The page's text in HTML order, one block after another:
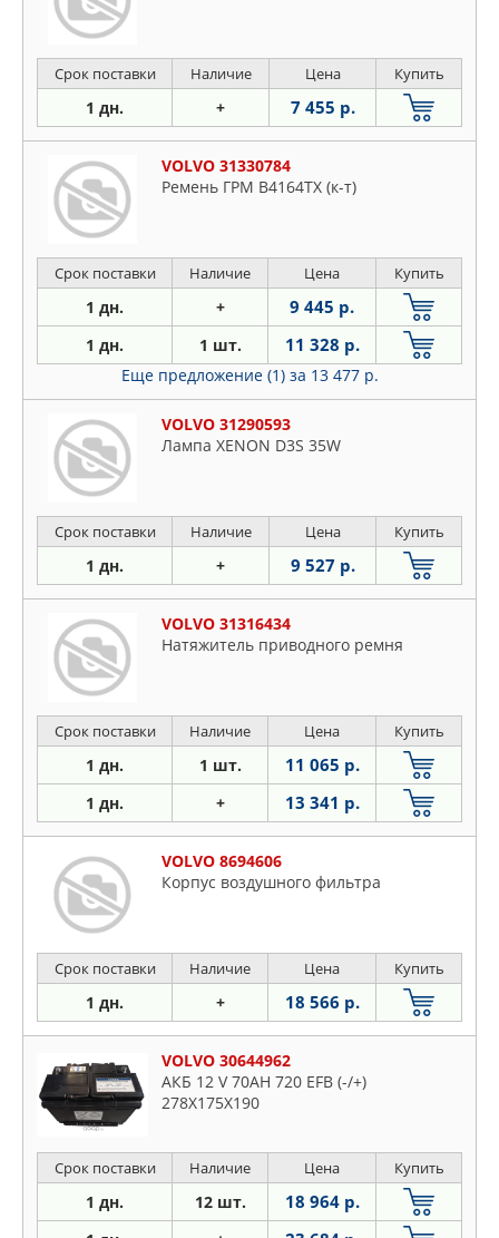
Срок поставки Наличие Цена Купить
1 дн. + 7 455 р.
VOLVO 31330784
Ремень ГРМ B4164TX (к-т)
Срок поставки Наличие Цена Купить
1 дн. + 9 445 р.
1 дн. 1 шт. 11 328 р.
Еще предложение (1) за 13 477 р.
VOLVO 31290593
Лампа XENON D3S 35W
Срок поставки Наличие Цена Купить
1 дн. + 9 527 р.
VOLVO 31316434
Натяжитель приводного ремня
Срок поставки Наличие Цена Купить
1 дн. 1 шт. 11 065 р.
1 дн. + 13 341 р.
VOLVO 8694606
Корпус воздушного фильтра
Срок поставки Наличие Цена Купить
1 дн. + 18 566 р.
VOLVO 30644962
АКБ 12 V 70AH 720 EFB (-/+)
278Х175Х190
Срок поставки Наличие Цена Купить
1 дн. 12 шт. 18 964 р.